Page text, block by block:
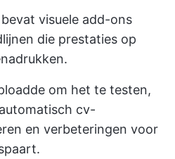
visuele add-ons
die prestaties op
om het te testen,
cv-
en verbeteringen voor